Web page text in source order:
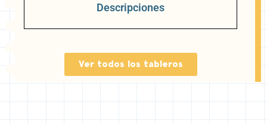
Descripciones
Ver todos los tableros